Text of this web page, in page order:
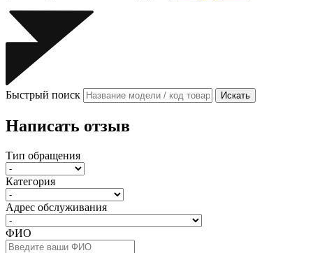
Быстрый поиск Искать
Написать отзыв
Тип обращения
Категория
Адрес обслуживания
ФИО